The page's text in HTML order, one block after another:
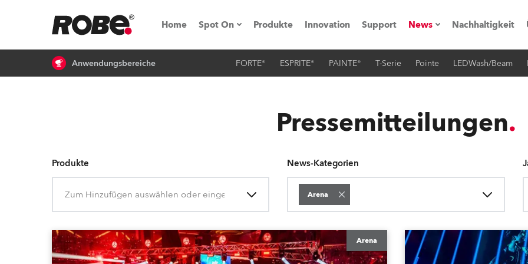
Home Spot On
Messen & Events
NRG (Next Robe Generation)
Tipps, Tricks und Tutorials
Robe On Location
Produkte Innovation Support News
Pressemitteilungen
Nachhaltigkeit
Anwendungsbereiche FORTE® ESPRITE® PAINTE® T-Serie Pointe LEDWash/Beam
Pressemitteilungen
Produkte
Zum Hinzufügen auswählen oder eingeben
News-Kategorien
Arena
Arena